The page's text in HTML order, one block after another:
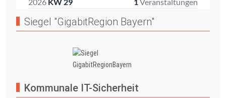
Siegel "GigabitRegion Bayern"
Kommunale IT-Sicherheit